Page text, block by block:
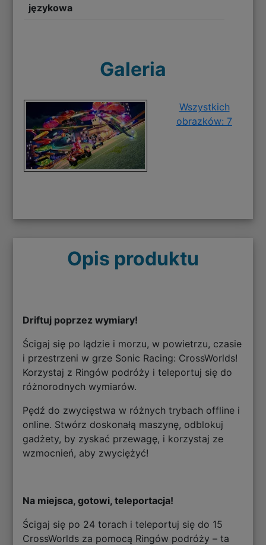
językowa
Galeria
Wszystkich
obrazków: 7
Opis produktu
Driftuj poprzez wymiary!
Ścigaj się po lądzie i morzu, w powietrzu, czasie
i przestrzeni w grze Sonic Racing: CrossWorlds!
Korzystaj z Ringów podróży i teleportuj się do
różnorodnych wymiarów.
Pędź do zwycięstwa w różnych trybach offline i
online. Stwórz doskonałą maszynę, odblokuj
gadżety, by zyskać przewagę, i korzystaj ze
wzmocnień, aby zwyciężyć!
Na miejsca, gotowi, teleportacja!
Ścigaj się po 24 torach i teleportuj się do 15
CrossWorlds za pomocą Ringów podróży – ta